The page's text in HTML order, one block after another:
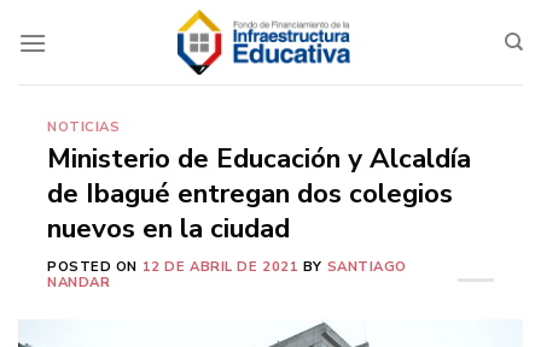
NOTICIAS
Ministerio de Educación y Alcaldía
de Ibagué entregan dos colegios
nuevos en la ciudad
POSTED ON 12 DE ABRIL DE 2021 BY SANTIAGO
NANDAR